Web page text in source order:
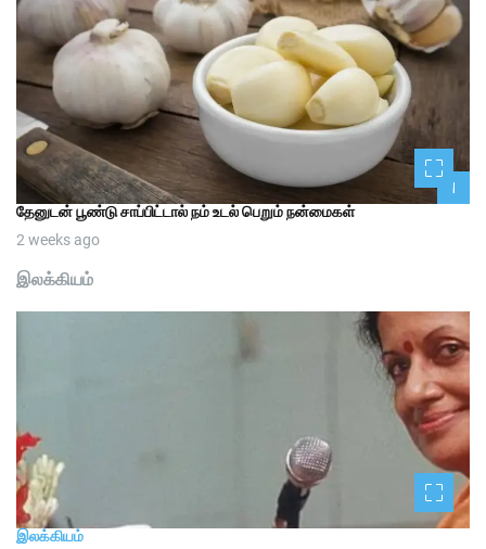
1
தேனுடன் பூண்டு சாப்பிட்டால் நம் உடல் பெறும் நன்மைகள்
2 weeks ago
இலக்கியம்
இலக்கியம்